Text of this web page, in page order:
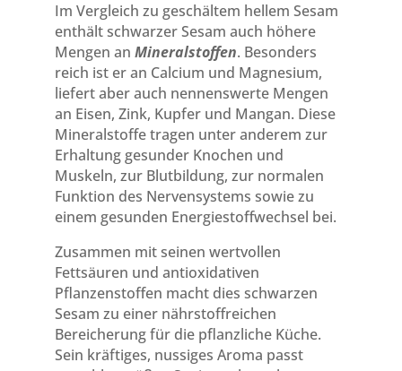
Im Vergleich zu geschältem hellem Sesam
enthält schwarzer Sesam auch höhere
Mengen an Mineralstoffen. Besonders
reich ist er an Calcium und Magnesium,
liefert aber auch nennenswerte Mengen
an Eisen, Zink, Kupfer und Mangan. Diese
Mineralstoffe tragen unter anderem zur
Erhaltung gesunder Knochen und
Muskeln, zur Blutbildung, zur normalen
Funktion des Nervensystems sowie zu
einem gesunden Energiestoffwechsel bei.
Zusammen mit seinen wertvollen
Fettsäuren und antioxidativen
Pflanzenstoffen macht dies schwarzen
Sesam zu einer nährstoffreichen
Bereicherung für die pflanzliche Küche.
Sein kräftiges, nussiges Aroma passt